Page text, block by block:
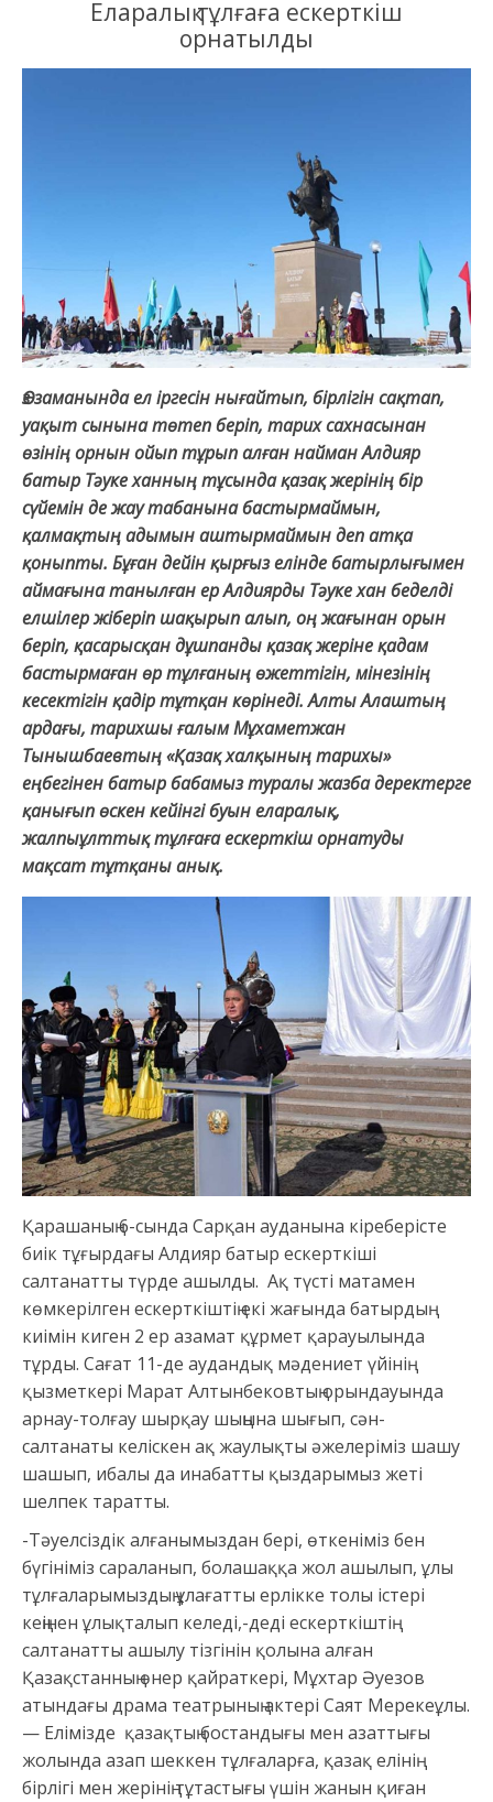
Еларалық тұлғаға ескерткіш
орнатылды
Өз заманында ел іргесін нығайтып, бірлігін сақтап,
уақыт сынына төтеп беріп, тарих сахнасынан
өзінің орнын ойып тұрып алған найман Алдияр
батыр Тәуке ханның тұсында қазақ жерінің бір
сүйемін де жау табанына бастырмаймын,
қалмақтың адымын аштырмаймын деп атқа
қоныпты. Бұған дейін қырғыз елінде батырлығымен
аймағына танылған ер Алдиярды Тәуке хан беделді
елшілер жіберіп шақырып алып, оң жағынан орын
беріп, қасарысқан дұшпанды қазақ жеріне қадам
бастырмаған өр тұлғаның өжеттігін, мінезінің
кесектігін қадір тұтқан көрінеді. Алты Алаштың
ардағы, тарихшы ғалым Мұхаметжан
Тынышбаевтың «Қазақ халқының тарихы»
еңбегінен батыр бабамыз туралы жазба деректерге
қанығып өскен кейінгі буын еларалық,
жалпыұлттық тұлғаға ескерткіш орнатуды
мақсат тұтқаны анық.
Қарашаның 6-сында Сарқан ауданына кіреберісте
биік тұғырдағы Алдияр батыр ескерткіші
салтанатты түрде ашылды. Ақ түсті матамен
көмкерілген ескерткіштің екі жағында батырдың
киімін киген 2 ер азамат құрмет қарауылында
тұрды. Сағат 11-де аудандық мәдениет үйінің
қызметкері Марат Алтынбековтың орындауында
арнау-толғау шырқау шыңына шығып, сән-
салтанаты келіскен ақ жаулықты әжелеріміз шашу
шашып, ибалы да инабатты қыздарымыз жеті
шелпек таратты.
-Тәуелсіздік алғанымыздан бері, өткеніміз бен
бүгініміз сараланып, болашаққа жол ашылып, ұлы
тұлғаларымыздың ұлағатты ерлікке толы істері
кеңінен ұлықталып келеді,-деді ескерткіштің
салтанатты ашылу тізгінін қолына алған
Қазақстанның өнер қайраткері, Мұхтар Әуезов
атындағы драма театрының актері Саят Мерекеұлы.
— Елімізде қазақтың бостандығы мен азаттығы
жолында азап шеккен тұлғаларға, қазақ елінің
бірлігі мен жерінің тұтастығы үшін жанын қиған